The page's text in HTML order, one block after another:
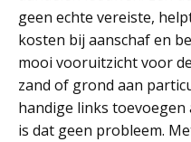
geen echte vereiste,
kosten bij aanschaf en
mooi vooruitzicht voor
zand of grond aan
handige links
is dat geen probleem.